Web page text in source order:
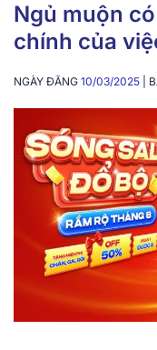
Ngủ muộn
chính của
NGÀY ĐĂNG 10/03/2025 |